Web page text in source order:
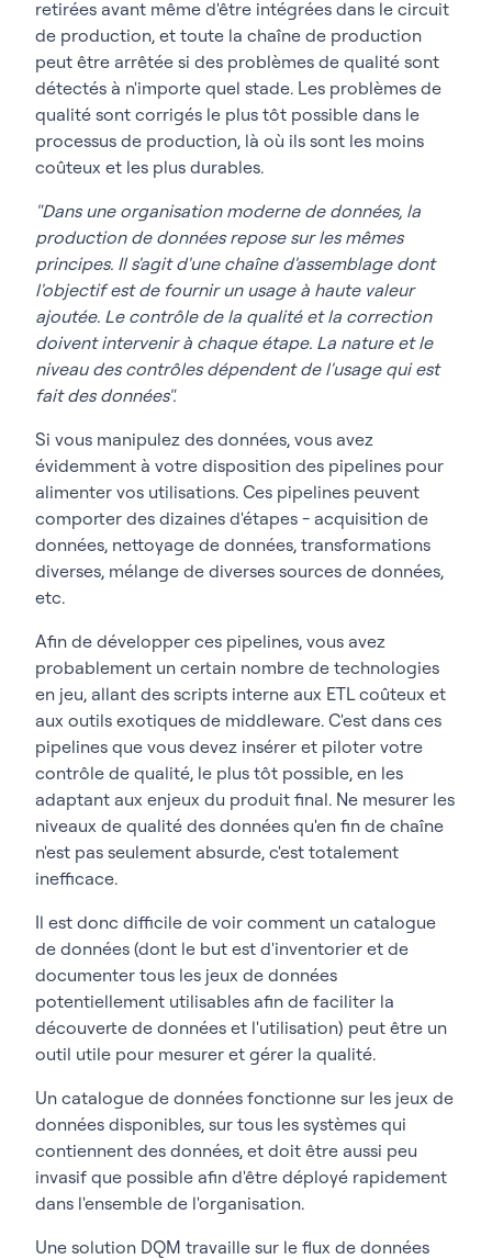
retirées avant même d'être intégrées dans le circuit
de production, et toute la chaîne de production
peut être arrêtée si des problèmes de qualité sont
détectés à n'importe quel stade. Les problèmes de
qualité sont corrigés le plus tôt possible dans le
processus de production, là où ils sont les moins
coûteux et les plus durables.
"Dans une organisation moderne de données, la
production de données repose sur les mêmes
principes. Il s'agit d'une chaîne d'assemblage dont
l'objectif est de fournir un usage à haute valeur
ajoutée. Le contrôle de la qualité et la correction
doivent intervenir à chaque étape. La nature et le
niveau des contrôles dépendent de l'usage qui est
fait des données".
Si vous manipulez des données, vous avez
évidemment à votre disposition des pipelines pour
alimenter vos utilisations. Ces pipelines peuvent
comporter des dizaines d'étapes - acquisition de
données, nettoyage de données, transformations
diverses, mélange de diverses sources de données,
etc.
Afin de développer ces pipelines, vous avez
probablement un certain nombre de technologies
en jeu, allant des scripts interne aux ETL coûteux et
aux outils exotiques de middleware. C'est dans ces
pipelines que vous devez insérer et piloter votre
contrôle de qualité, le plus tôt possible, en les
adaptant aux enjeux du produit final. Ne mesurer les
niveaux de qualité des données qu'en fin de chaîne
n'est pas seulement absurde, c'est totalement
inefficace.
Il est donc difficile de voir comment un catalogue
de données (dont le but est d'inventorier et de
documenter tous les jeux de données
potentiellement utilisables afin de faciliter la
découverte de données et l'utilisation) peut être un
outil utile pour mesurer et gérer la qualité.
Un catalogue de données fonctionne sur les jeux de
données disponibles, sur tous les systèmes qui
contiennent des données, et doit être aussi peu
invasif que possible afin d'être déployé rapidement
dans l'ensemble de l'organisation.
Une solution DQM travaille sur le flux de données